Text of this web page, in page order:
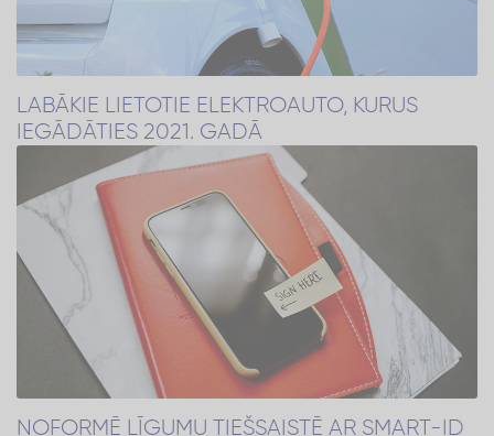
LABĀKIE LIETOTIE ELEKTROAUTO, KURUS
IEGĀDĀTIES 2021. GADĀ
NOFORMĒ LĪGUMU TIEŠSAISTĒ AR SMART-ID